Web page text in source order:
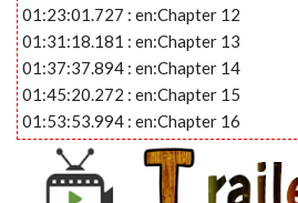
01:23:01.727 : en:Chapter 12
01:31:18.181 : en:Chapter 13
01:37:37.894 : en:Chapter 14
01:45:20.272 : en:Chapter 15
01:53:53.994 : en:Chapter 16